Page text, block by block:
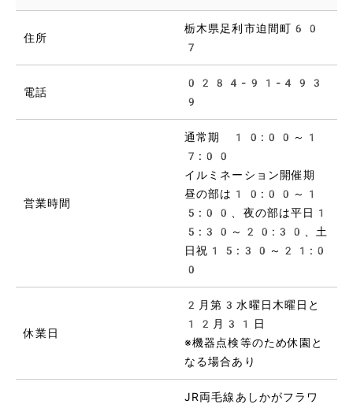
住所
栃木県足利市迫間町60
7
電話
0284-91-493
9
営業時間
通常期 10:00～1
7:00
イルミネーション開催期
昼の部は10:00～1
5:00、夜の部は平日1
5:30～20:30、土
日祝15:30～21:0
0
休業日
2月第3水曜日木曜日と
12月31日
※機器点検等のため休園と
なる場合あり
JR両毛線あしかがフラワ